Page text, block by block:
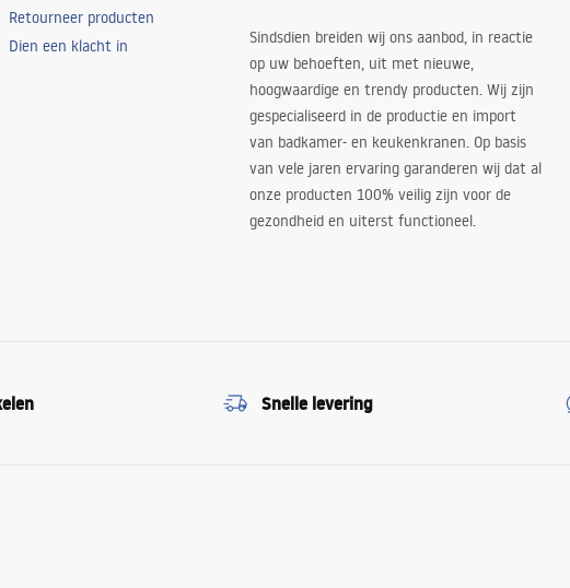
Retourneer producten
Dien een klacht in
Sindsdien breiden wij ons aanbod, in reactie
op uw behoeften, uit met nieuwe,
hoogwaardige en trendy producten. Wij zijn
gespecialiseerd in de productie en import
van badkamer- en keukenkranen. Op basis
van vele jaren ervaring garanderen wij dat al
onze producten 100% veilig zijn voor de
gezondheid en uiterst functioneel.
Snelle levering